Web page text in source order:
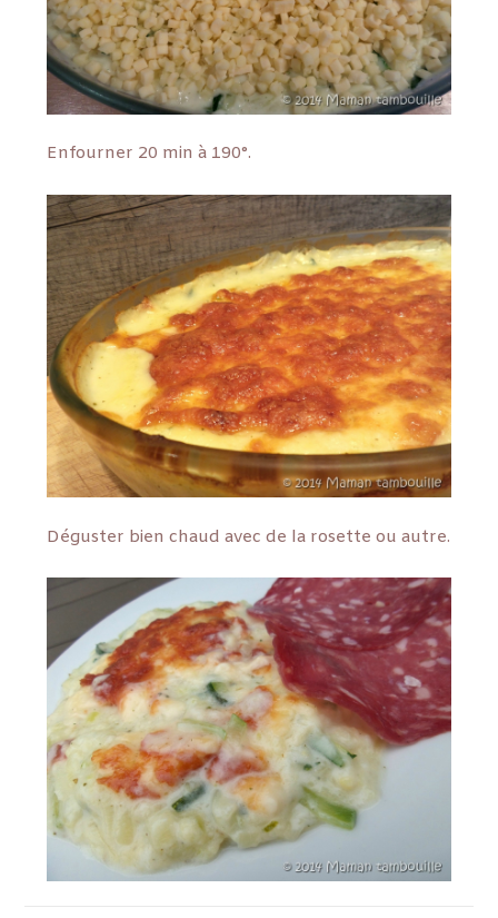
Enfourner 20 min à 190°.
Déguster bien chaud avec de la rosette ou autre.